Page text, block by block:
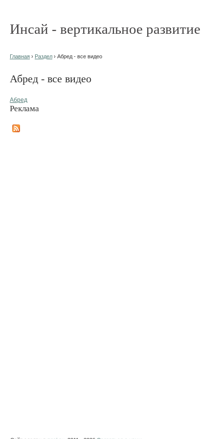
Инсай - вертикальное развитие
Главная › Раздел › Абред - все видео
Абред - все видео
Абред
Реклама